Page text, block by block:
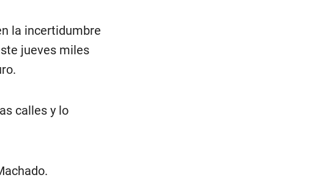
la incertidumbre
jueves miles
calles y lo